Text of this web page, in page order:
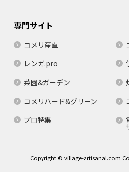
専門サイト
コメリ産直
レンガ.pro
菜園&ガーデン
コメリハード&グリーン
プロ特集
Copyright © village-artisanal.com